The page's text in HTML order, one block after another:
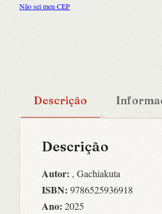
Não sei meu CEP
Descrição
Descrição
Autor: , Gachiakuta
ISBN: 9786525936918
Ano: 2025